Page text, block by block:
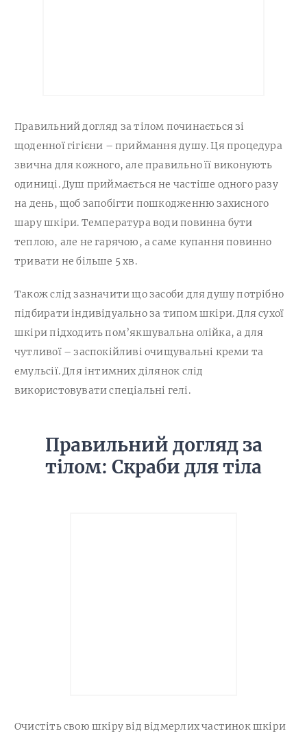
Правильний догляд за тілом починається зі
щоденної гігієни – приймання душу. Ця процедура
звична для кожного, але правильно її виконують
одиниці. Душ приймається не частіше одного разу
на день, щоб запобігти пошкодженню захисного
шару шкіри. Температура води повинна бути
теплою, але не гарячою, а саме купання повинно
тривати не більше 5 хв.
Також слід зазначити що засоби для душу потрібно
підбирати індивідуально за типом шкіри. Для сухої
шкіри підходить пом’якшувальна олійка, а для
чутливої – заспокійливі очищувальні креми та
емульсії. Для інтимних ділянок слід
використовувати спеціальні гелі.
Правильний догляд за
тілом: Скраби для тіла
Очистіть свою шкіру від відмерлих частинок шкіри